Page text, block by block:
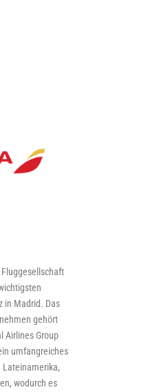
in Madrid. Das
gehört
Airlines Group
umfangreiches
Lateinamerika,
wodurch es